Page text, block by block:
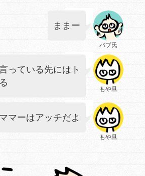
バブ氏
ままー
もや旦
っている先にはト
もや旦
マーはアッチだよ